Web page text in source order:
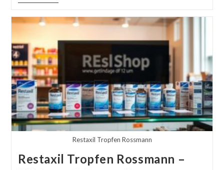
Mit
–
Effizient
Einfach
Restaxil Tropfen Rossmann
Restaxil Tropfen Rossmann –